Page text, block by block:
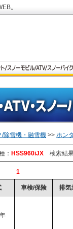
。
/除雪機・融雪機 >> ホン
： HSS960iJX 検索結
1
車検/保険 排気